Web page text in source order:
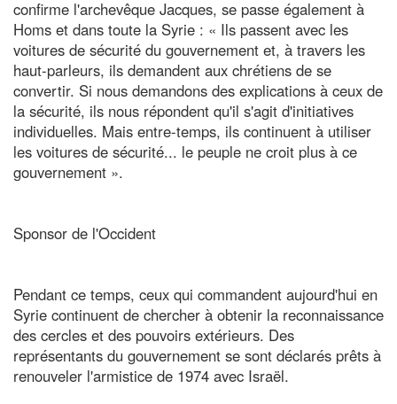
confirme l'archevêque Jacques, se passe également à
Homs et dans toute la Syrie : « Ils passent avec les
voitures de sécurité du gouvernement et, à travers les
haut-parleurs, ils demandent aux chrétiens de se
convertir. Si nous demandons des explications à ceux de
la sécurité, ils nous répondent qu'il s'agit d'initiatives
individuelles. Mais entre-temps, ils continuent à utiliser
les voitures de sécurité... le peuple ne croit plus à ce
gouvernement ».
Sponsor de l'Occident
Pendant ce temps, ceux qui commandent aujourd'hui en
Syrie continuent de chercher à obtenir la reconnaissance
des cercles et des pouvoirs extérieurs. Des
représentants du gouvernement se sont déclarés prêts à
renouveler l'armistice de 1974 avec Israël.